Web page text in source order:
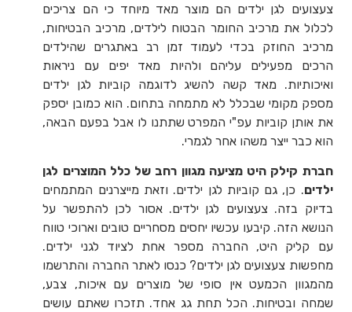
צעצועים לגן ילדים הם מוצר מאד מיוחד כי הם צריכים
לכלול את מרכיב החומר הבטוח לילדים, מרכיב הבטיחות,
מרכיב החוזק בכדי לעמוד זמן רב באתגרים שהילדים
הרכים מפעילים עליהם ולהיות מאד יפים עם ניראות
ואיכותיות. מאד קשה להשיג לדוגמה קוביות לגן ילדים
מספק מקומי שבכלל לא מתמחה בתחום. הוא כמובן יספק
את אותן קוביות עפ"י המפרט שתתנו לו אבל בפעם הבאה,
הוא כבר ייצר משהו אחר לגמרי.
חברת קילק היט מציעה מגוון רחב של כלל המוצרים לגן
ילדים. כן, גם קוביות לגן ילדים. וזאת מייצרנים המתמחים
בדיוק בזה. צעצועים לגן ילדים. אסור לכן להתפשר על
הנושא הזה. קיבעו עכשיו יחסים מסחריים טובים וארוכי טווח
עם קליק היט, החברה מספר אחת לציוד לגני ילדים.
מחפשות צעצועים לגן ילדים? כנסו לאתר החברה והתרשמו
מהמגוון הכמעט אין סופי של מוצרים עם איכות, צבע,
שמחה ובטיחות. הכל תחת גג אחד. תזכרו שאתם עושים